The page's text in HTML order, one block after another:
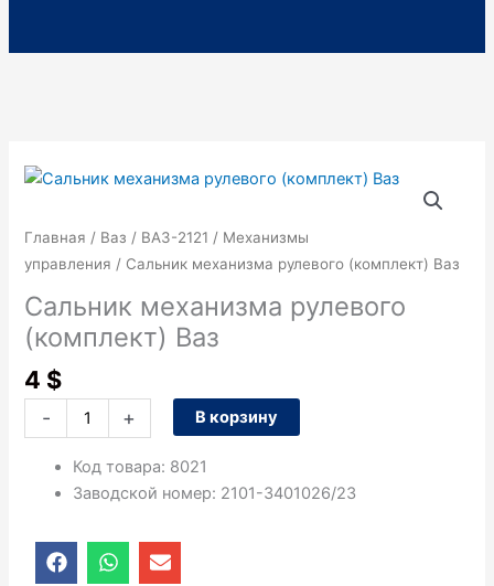
Главная / Ваз / ВАЗ-2121 / Механизмы
управления / Сальник механизма рулевого (комплект) Ваз
Сальник механизма рулевого
(комплект) Ваз
4 $
-
Количество
Сальник
механизма
(комплект)
Ваз
+ В корзину
Код товара: 8021
Заводской номер: 2101-3401026/23
F
a
W
h
E
n